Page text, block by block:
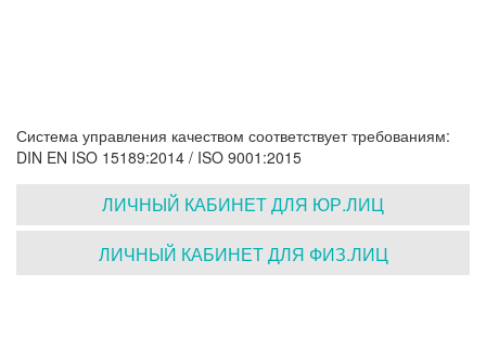
Система управления качеством соответствует требованиям:
DIN EN ISO 15189:2014 / ISO 9001:2015
ЛИЧНЫЙ КАБИНЕТ ДЛЯ ЮР.ЛИЦ
ЛИЧНЫЙ КАБИНЕТ ДЛЯ ФИЗ.ЛИЦ